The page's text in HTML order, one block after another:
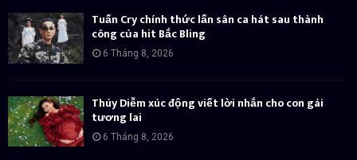
Tuấn Cry chính thức lấn sân ca hát sau thành
công của hit Bắc Bling
6 Tháng 8, 2026
Thúy Diễm xúc động viết lời nhắn cho con gái
tương lai
6 Tháng 8, 2026